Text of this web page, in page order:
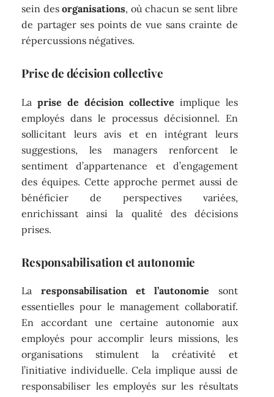
sein desorganisations, où chacun se sent libre
de partager ses points de vue sans crainte de
répercussions négatives.
Prise de décision collective
Laprise de décision collective implique les
employés dans le processus décisionnel. En
sollicitant leurs avis et en intégrant leurs
suggestions, les managers renforcent le
sentiment d’appartenance et d’engagement
des équipes. Cette approche permet aussi de
bénéficier de perspectives variées,
enrichissant ainsi la qualité des décisions
prises.
Responsabilisation et autonomie
La responsabilisation et l’autonomie sont
essentielles pour le management collaboratif.
En accordant une certaine autonomie aux
employés pour accomplir leurs missions, les
organisations stimulent la créativité et
l’initiative individuelle. Cela implique aussi de
responsabiliser les employés sur les résultats